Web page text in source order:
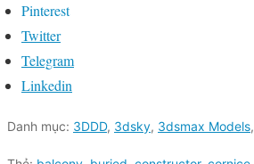
Pinterest
Twitter
Telegram
Linkedin
Danh mục: 3DDD, 3dsky, 3dsmax Models,